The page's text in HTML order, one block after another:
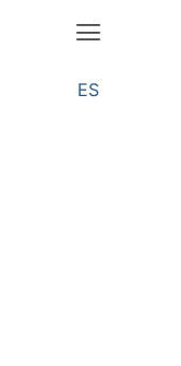
ES